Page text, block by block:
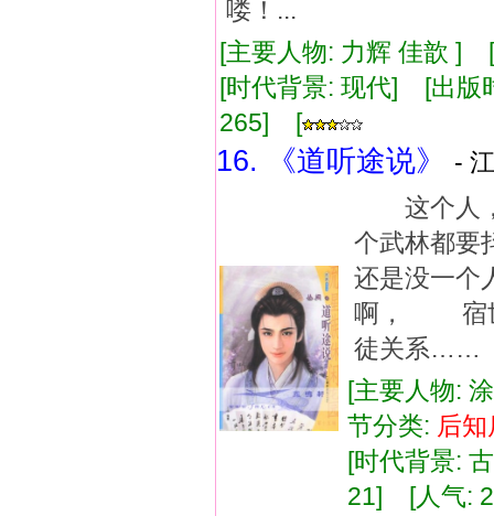
喽！...
[主要人物: 力辉 佳歆
[时代背景: 现代] [出
265] [
16. 《道听途说》
-
这个人
个武林都
还是没一
啊， 宿
徒关系……
[主要人物:
节分类: 后知
[时代背景:
21] [人气: